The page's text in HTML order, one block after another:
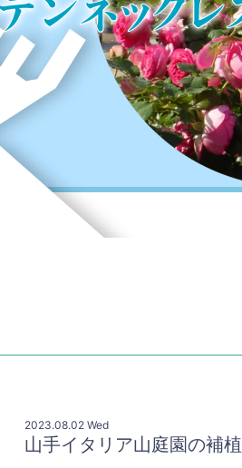
2023.08.02 Wed
山手イタリア山庭園の補